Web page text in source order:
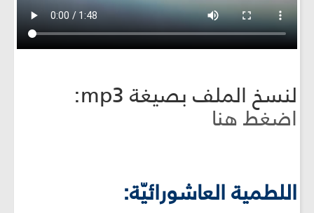
لنسخ الملف بصيغة mp3:
اضغط هنا
اللطمية العاشورائيّة: